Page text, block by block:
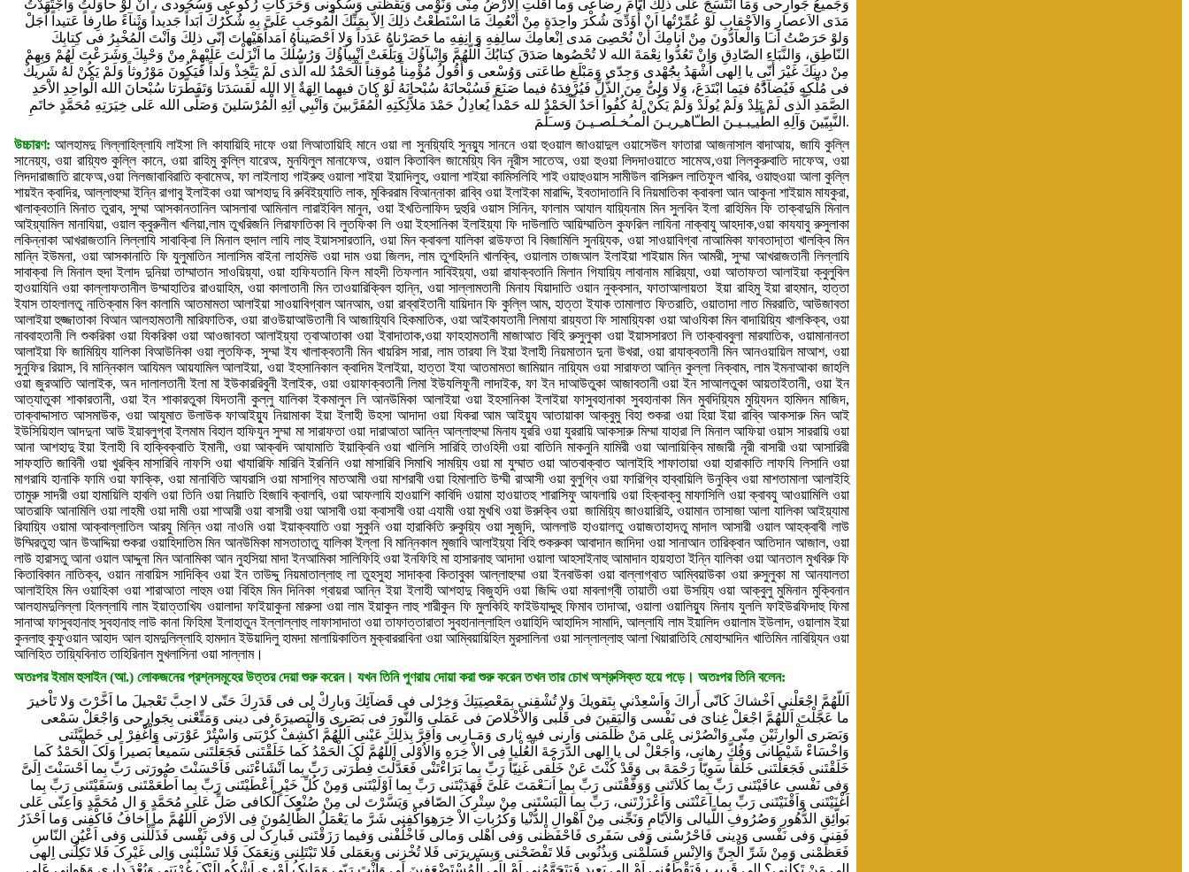
وَجَميعُ جَوارِحى وَمَا انْتَسَجَ عَلى ذلِكَ اَيّامَ رِضاعى وَما اَقلَّتِ الاَرْضُ مِنّى وَنَوْمى وَيَقَظَتى وَسُكُونى وَحَرَكاتِ رُكُوعى وَسُجُودى ، اَنْ لَوْ حاوَلْتُ وَاجْتَهَدْتُ
مَدَى الاَعصارِ وَالاَحْقابِ لَوْ عُمِّرْتُها اَنْ أُؤَدِّىَ شُكْرَ واحِدَةٍ مِنْ أَنْعُمِكَ مَا اسْتَطَعْتُ ذلِكَ اِلاّ بِمَنِّكَ الْمُوجَبِ عَلَىَّ بِهِ شُكْرُكَ اَبَداً جَديداً وَثَنآءً طارِفاً عَتيداً اَجَلْ
وَلوْ حَرَصْتُ اَنـَا وَالْعآدُّونَ مِنْ اَنامِكَ أَنْ نُحْصِىَ مَدى اِنْعامِكَ سالِفِهِ وَ انِفِهِ ما حَصَرْناهُ عَدَداً وَلا اَحْصَيناهُ اَمَداًهَيْهاتَ إنّى ذلِكَ وَاَنْتَ الْمُخْبِرُ فى كِتابِكَ
النّاطِقِ، وَالنَّبَاءِ الصّادِقِ وَاِنْ تَعُدُّوا نِعْمَةَ الله لا تُحْصُوها صَدَقَ كِتابُكَ اْللّهُمَّ وَاِنْبآؤُكَ وَبَلَّغَتْ اَنْبِيآؤُكَ وَرُسُلُكَ ما اَنْزَلْتَ عَلَيْهِمْ مِنْ وَحْيِكَ وَشَرَعْتَ لَهُمْ وَبِهِمْ
مِنْ دينِكَ غَيْرَ أَنّى يا اِلهى اَشْهَدُ بِجَُهْدى وَجِدّى وَمَبْلَغِ طاعَتى وَوُسْعى وَ أَقُولُ مُؤْمِناً مُوقِناً اَلْحَمْدُ لله الَّذى لَمْ يَتَّخِذْ وَلَداً فَيَكُونَ مَوْرُوثاً وَلَمْ يَكُنْ لَهُ شَريكٌ
فى مُلْكِهِ فَيُضآدَُّهُ فيَما ابْتَدَعَ، وَلا وَلِىُّ مِنَ الذُّلِّ فَيُرْفِدَهُ فيما صَنَعَ فَسُبْحانَهُ سُبْحانَهُ لَوْ كانَ فيهِما الِهَةٌ اِلا الله لَفَسَدَتا وَتَفَطَّرَتا سُبْحانَ الله الْواحِدِ الاَْحَدِ
الصَّمَدِ الَّذى لَمْ يَلِدْ وَلَمْ يُولَدْ وَلَمْ يَكُنْ لَهُ كُفُواً اَحَدٌ اَلْحَمْدُ لله حَمْداً يُعادِلُ حَمْدَ مَلاَّئِكَتِهِ الْمُقَرَّبينَ وَاَنْبِي آئِهِ الْمُرْسَلينَ وَصَلَّى الله عَلى خِيَرَتِهِ مُحَمَّدٍ خاتَمِ
النَّبِيّينَ وَآلِهِ الطَّيـِبـيـنَ الطـّاهـِريـنَ الْمـُخـلَصـيـنَ وَسـَلَّمَ.
উচ্চারণ: আলহামদু লিল্লাহিল্লাযি লাইসা লি কাযায়িহি দাফে ওয়া লিআতায়িহি মানে ওয়া লা সুনয়্যিহি সুনয়্যু সাননে ওয়া হুওয়াল জাওয়াদুল ওয়াসেউল ফাতারা আজনাসাল বাদাআয়, জাযি কুল্লি
সানেয়্য, ওয়া রায়্যিশু কুল্লি কানে, ওয়া রাহিমু কুল্লি যারেঅ, মুনযিলুল মানাফেঅ, ওয়াল কিতাবিল জামেয়্যি বিন নূরীস সাতেঅ, ওয়া হুওয়া লিদদাওয়াতে সামেঅ,ওয়া লিলকুরুবাতি দাফেঅ, ওয়া
লিদদারাজাতি রাফেঅ,ওয়া লিলজাবাবিরাতি ক্বামেঅ, ফা লাইলাহা গাইরুহু ওয়ালা শাইয়া ইয়াদিলুহ, ওয়ালা শাইয়া কামিসলিহি শাই ওয়াহুওয়াস সামীউল বাসিরুল লাতিফুল খাবির, ওয়াহুওয়া আলা কুল্লি
শায়ইন ক্বাদির, আল্লাহুম্মা ইন্নি রাগাবু ইলাইকা ওয়া আশহাদু বি রুবিইয়্যাতি লাক, মুকিররাম বিআন্নাকা রাব্বি ওয়া ইলাইকা মারাদ্দি, ইবতাদাতানি বি নিয়মাতিকা ক্বাবলা আন আকুনা শাইয়াম মাযকুরা,
খালাক্বতানি মিনাত তুরাব, সুম্মা আসকানতানিল আসলাবা আমিনাল লারাইবিল মানুন, ওয়া ইখতিলাফিদ দুহুরি ওয়াস সিনিন, ফালাম আযাল যায়্যিনাম মিন সুলবিন ইলা রাহিমিন ফি তাক্বাদুমি মিনাল
আইয়্যামিল মানাযিয়া, ওয়াল ক্বুরুনীল খলিয়া,লাম তুখরিজনি লিরাফাতিকা বি লুতফিকা লি ওয়া ইহসানিকা ইলাইয়্যা ফি দাউলাতি আয়িম্মাতিল কুফরিল লাযিনা নাক্বাযু আহদাক,ওয়া কাযযাবু রুসুলাকা
লকিন্নাকা আখরাজতানি লিল্লাযি সাবাক্বিা লি মিনাল হুদাল লাযি লাহু ইয়াসসারতানি, ওয়া মিন ক্বাবলা যালিকা রাউফতা বি বিজামিলি সুনয়্যিক, ওয়া সাওয়াবিগ্বা নাআমিকা ফাবতাদা্তা খালক্বি মিন
মান্নি ইউমনা, ওয়া আসকানাতি ফি যুলুমাতিন সালাসিম বাইনা লাহমিউ ওয়া দাম ওয়া জিলদ, লাম তুশহিদনি খালক্বি, ওয়ালাম তাজআল ইলাইয়া শাইয়াম মিন আমরী, সুম্মা আখরাজতানী লিল্লাযি
সাবাক্বা লি মিনাল হুদা ইলাদ দুনিয়া তাম্মাতান সাওয়িয়্যা, ওয়া হাফিযতানি ফিল মাহদী তিফলান সাবিইয়্যা, ওয়া রাযাক্বতানি মিলান গিযায়্যি লাবানাম মারিয়্যা, ওয়া আতাফতা আলাইয়া ক্বুলুবিল
হাওয়াযিনি ওয়া কাল্লাফতানীল উম্মাহাতির রাওয়াহিম, ওয়া কালাতানী মিন তাওয়ারিক্বিল হান্নি, ওয়া সাল্লামতানী মিনায যিয়াদাতি ওয়ান নুক্বসান, ফাতাআলায়তা ইয়া রাহিমু ইয়া রাহমান, হাত্তা
ইযাস তাহলালতু নাতিক্বাম বিল কালামি আতমামতা আলাইয়া সাওয়াবিগ্বাল আনআম, ওয়া রাব্বাইতানী যায়িদান ফি কুল্লি আম, হাত্তা ইযাক তামালাত ফিতরাতি, ওয়াতাদা লাত মিররাতি, আউজাবতা
আলাইয়া হুজ্জাতাকা বিআন আলহামতানী মারিফাতিক, ওয়া রাওউয়াআউতানী বি আজায়্যিবি হিকমাতিক, ওয়া আইকাযতানী লিমাযা রায়্যতা ফি সামায়্যিকা ওয়া আওযিকা মিন বাদায়িয়্যি খালকিক্ব, ওয়া
নাববাহতানী লি শুকরিকা ওয়া যিকরিকা ওয়া আওজাবতা আলাইয়্যা ত্বাআতাকা ওয়া ইবাদাতাক,ওয়া ফাহহামতানী মাজাআত বিহি রুসুলুকা ওয়া ইয়াসসারতা লি তাক্বাববুলা মারযাতিক, ওয়ামানানতা
আলাইয়া ফি জামিয়্যি যালিকা বিআউনিকা ওয়া লুতফিক, সুম্মা ইয খালাক্বতানী মিন খায়রিস সারা, লাম তারযা লি ইয়া ইলাহী নিয়মাতান দুনা উখরা, ওয়া রাযাক্বতানী মিন আনওয়ায়িল মাআশ, ওয়া
সুনুফির রিয়াস, বি মান্নিকাল আযিমল আয়যামিল আলাইয়া, ওয়া ইহসানিকাল ক্বাদিম ইলাইয়া, হাত্তা ইযা আতমামতা জামিয়ান নায়্যিম ওয়া সারাফতা আন্নি কুল্লা নিক্বাম, লাম ইমনাআকা জাহলি
ওয়া জুরআতি আলাইক, অন দালালতানী ইলা মা ইউকাররিবুনী ইলাইক, ওয়া ওয়াফাক্বতানী লিমা ইউযলিফুনী লাদাইক, ফা ইন দাআউতুকা আজাবতানী ওয়া ইন সাআলতুকা আয়তাইতানী, ওয়া ইন
আত্যাতুকা শাকারতানী, ওয়া ইন শাকারতুকা যিদতানী কুল্লু যালিকা ইকমালুল লি আনউমিকা আলাইয়া ওয়া ইহসানিকা ইলাইয়া ফাসুবহানাকা সুবহানাকা মিন মুবদিয়্যিম মুয়্যিদন হামিদন মাজিদ,
তাক্বাদ্দাসাত আসমাউক, ওয়া আযুমাত উলাউক ফাআইয়্যু নিয়ামাকা ইয়া ইলাহী উহসা আদাদা ওয়া যিকরা আম আইয়্যু আতায়াকা আক্বুমু বিহা শুকরা ওয়া হিয়া ইয়া রাব্বি আকসারু মিন আই
ইউসিয়িহাল আদদুনা আউ ইয়াবলুগ্বা ইলমাম বিহাল হাফিযুন সুম্মা মা সারাফতা ওয়া দারাআতা আন্নি আল্লাহুম্মা মিনায যুররি ওয়া যুররায়ি আকসারু মিম্মা যাহারা লি মিনাল আফিয়া ওয়াস সাররায়ি ওয়া
আনা আশহাদু ইয়া ইলাহী বি হাক্বিক্বাতি ইমানী, ওয়া আক্বদি আযামাতি ইয়াক্বিনি ওয়া খালিসি সারিহি তাওহিদী ওয়া বাতিনি মাকনুনি যামিরী ওয়া আলায়িক্বি মাজারী নূরী বাসারী ওয়া আসারিরী
সাফহাতি জাবিনী ওয়া খুরক্বি মাসারিবি নাফসি ওয়া খাযারিফি মারিনি ইরনিনি ওয়া মাসারিবি সিমাখি সাময়্যি ওয়া মা যুম্মাত ওয়া আতবাক্বাত আলাইহি শাফাতায়া ওয়া হারাকাতি লাফযি লিসানি ওয়া
মাগরাযি হানাকি ফামি ওয়া ফাক্কি, ওয়া মানাবিতি আযরাসি ওয়া মাসাগ্বি মাতআমী ওয়া মাশরাবী ওয়া হিমালাতি উম্মী রাআসী ওয়া বুলুগ্বি ওয়া ফারিগ্বি হাব্বায়িলি উনুক্বি ওয়া মাশতামালা আলাইহি
তামুরু সাদরী ওয়া হামায়িলি হাবলি ওয়া তিনি ওয়া নিয়াতি হিজাবি ক্বালবি, ওয়া আফলাযি হাওয়াশি কাবিদি ওয়ামা হাওয়াতহু শারাসিফু আযলায়ি ওয়া হিক্বাক্বু মাফাসিলি ওয়া ক্বাবযু আওয়ামিলি ওয়া
আতরাফি আনামিলি ওয়া লাহমী ওয়া দামী ওয়া শাআরী ওয়া বাসারী ওয়া আসাবী ওয়া ক্বাসাবী ওয়া এযামী ওয়া মুখখি ওয়া উরুক্বি ওয়া জামিয়্যি জাওয়ারিহি, ওয়ামান তাসাজা আলা যালিকা আইয়্যামা
রিযায়্যি ওয়ামা আক্বাল্লাতিল আরযু মিন্নি ওয়া নাওমি ওয়া ইয়াক্বযাতি ওয়া সুকুনি ওয়া হারাকিতি রুকুয়্যি ওয়া সুজুদি, আললাউ হাওয়ালতু ওয়াজতাহাদতু মাদাল আসারী ওয়াল আহক্বাবী লাউ
উম্মিরতুহা আন উআদ্দিয়া শুকরা ওয়াহিদাতিম মিন আনউমিকা মাসতাতাতু যালিকা ইল্লা বি মান্নিকাল মুজাবি আলাইয়্যা বিহি শুকরুকা আবাদান জাদিদা ওয়া সানাআন তারিক্বান আতিদান আজাল, ওয়া
লাউ হারাসতু আনা ওয়াল আদ্দুনা মিন আনামিকা আন নুহসিয়া মাদা ইনআমিকা সালিফিহি ওয়া ইনফিহি মা হাসারনাহু আদাদা ওয়ালা আহসাইনাহু আমাদান হায়হাতা ইন্নি যালিকা ওয়া আনতাল মুখবিরু ফি
কিতাবিকান নাতিক্ব, ওয়ান নাবায়িস সাদিক্বি ওয়া ইন তাউদ্দু নিয়মাতাল্লাহু লা তুহসুহা সাদাক্বা কিতাবুকা আল্লাহুম্মা ওয়া ইনবাউকা ওয়া বাল্লাগ্বাত আম্বিয়াউকা ওয়া রুসুলুকা মা আনযালতা
আলাইহিম মিন ওয়াহিকা ওয়া শারাআতা লাহুম ওয়া বিহিম মিন দিনিকা গ্বায়রা আন্নি ইয়া ইলাহী আশহাদু বিজুহদি ওয়া জিদ্দি ওয়া মাবলাগ্বী তায়াতী ওয়া উসয়্যি ওয়া আক্বুলু মুমিনান মুক্বিনান
আলহামদুলিল্লা হিলল্লাযি লাম ইয়াত্তাখিয ওয়ালাদা ফাইয়াকুনা মারুসা ওয়া লাম ইয়াকুন লাহু শারীকুন ফি মুলকিহি ফাইউযাদ্দুহু ফিমাব তাদাআ, ওয়ালা ওয়ালিয়্যু মিনায যুললি ফাইউরফিদাহু ফিমা
সানাআ ফাসুবহানাহু সুবহানাহু লাউ কানা ফিহিমা ইলাহাতুন ইল্লাল্লাহু লাফাসাদাতা ওয়া তাফাত্তারাতা সুবহানাল্লাহিল ওয়াহিদি আহাদিস সামাদি, আল্লাযি লাম ইয়ালিদ ওয়ালাম ইউলাদ, ওয়ালাম ইয়া
কুনলাহু কুফুওয়ান আহাদ আল হামদুলিল্লাহি হামদান ইউয়াদিলু হামদা মালায়িকাতিল মুক্বাররাবিনা ওয়া আম্বিয়ায়িহিল মুরসালিনা ওয়া সাল্লাল্লাহু আলা খিয়ারাতিহি মোহাম্মাদিন খাতিমিন নাবিয়্যিন ওয়া
আলিহিত তায়্যিবিনাত তাহিরিনাল মুখলাসিনা ওয়া সাল্লাম।
অতঃপর ইমাম হুসাইন (আ.) লোকজনের প্রশ্নসমূহের উত্তর দেয়া শুরু করেন। যখন তিনি পুণরায় দোয়া করা শুরু করেন তখন তার চোখ অশ্রুসিক্ত হয়ে পড়ে। অতঃপর তিনি বলেন:
اَللّهُمَّ اجْعَلْنى اَخْشاكَ كَانّى أَراكَ وَاَسْعِدْنى بِتَقويكَ وَلا تُشْقِنى بِمَعْصِيَتِكَ وَخِرْلى فى قَضآئِكَ وَبارِكْ لى فى قَدَرِكَ حَتّى لا احِبَّ تَعْجيلَ ما اَخَّرْتَ وَلا تَاْخيرَ ما عَجَّلْتَ اَللّهُمَّ اجْعَلْ غِناىَ فى نَفْسى وَالْيَقينَ فى قَلْبى وَالاْخْلاصَ فى عَمَلى وَالنُّورَ فى بَصَرى وَالْبَصيرَةَ فى دينى وَمَتِّعْنى بِجَوارِحى وَاجْعَلْ سَمْعى وَبَصَرى اَلْوارِثَيْنِ مِنّى وَانْصُرْنى عَلى مَنْ ظَلَمَنى وَاَرِنى فيهِ ثارى وَمَـارِبى وَاَقِرَّ بِذلِكَ عَيْنى اَللَّهُمَّ اكْشِفْ كُرْبَتى وَاسْتُرْ عَوْرَتى وَاْغْفِرْ لى خَطيَّئَتى وَاخْسَاءْ شَيْطانى وَفُكَّ رِهانى، وَاْجَعْلْ لى يا اِلهى الدَّرَجَةَ الْعُلْيا فِى الاْ خِرَهِ وَالاُوْلى اَللّهُمَّ لَکَ الْحَمْدُ کَما خَلَقْتَنى فَجَعَلْتَنى سَمیعاً بَصیراً وَلَکَ الْحَمْدُ کَما خَلَقْتَنى فَجَعَلْتَنى خَلْقاً سَوِیّاً رَحْمَهً بى وَقَدْ کُنْتَ عَنْ خَلْقى غَنِیّاً رَبِّ بِما بَرَاءْتَنْى فَعَدَّلْتَ فِطْرَتى رَبِّ بِما اَنْشَاءْتَنى فَاَحْسَنْتَ صُورَتى رَبِّ بِما اَحْسَنْتَ اِلَىَّ وَفى نَفْسى عافَیْتَنى رَبِّ بِما کَلاَتَنى وَوَفَّقْتَنى رَبِّ بِما اَنـَعْمَتَ عَلَىَّ فَهَدَیْتَنى رَبِّ بِما اَوْلَیْتَنى وَمِنْ کُلِّ خَیْرٍ اَعْطَیْتَنى رَبِّ بِما اَطْعَمْتَنى وَسَقَیْتَنى رَبِّ بِما اَغْنَیْتَنى وَاَقْنَیْتَنى رَبِّ بِما اَعَنْتَنى وَاَعْزَزْتَنى، رَبِّ بِما اَلْبَسْتَنى مِنْ سِتْرِکَ الصّافى وَیَسَّرْتَ لى مِنْ صُنْعِکَ الْکافى صَلِّ عَلى مُحَمَّدٍ وَ الِ مُحَمَّدٍ وَاَعِنّى عَلى بَواَّئِقِ الدُّهُورِ وَصُرُوفِ اللَّیالى وَالاَیّامِ وَنَجِّنى مِنْ اَهْوالِ الدُّنْیا وَکُرُباتِ الاْ خِرَهِوَاکْفِنى شَرَّ ما یَعْمَلُ الظّالِمُونَ فِى الاَرْضِ اَللّهُمَّ ما اَخافُ فَاکْفِنى وَما اَحْذَرُ فَقِنى وَفى نَفْسى وَدینى فَاحْرُسْنى وَفى سَفَرى فَاحْفَظْنى وَفى اَهْلى وَمالى فَاخْلُفْنى وَفیما رَزَقْتَنى فَبارِکْ لى وَفى نَفْسى فَذَلِّلْنى وَفى اَعْیُنِ النّاسِ فَعَظِّمْنى وَمِنْ شَرِّ الْجِنِّ وَالاِنْسِ فَسَلِّمْنى وَبِذُنُوبى فَلا تَفْضَحْنى وَبِسَریرَتى فَلا تُخْزِنى وَبِعَمَلى فَلا تَبْتَلِنى وَنِعَمَکَ فَلا تَسْلُبْنى وَاِلى غَیْرِکَ فَلا تَکِلْنى اِلهى اِلى مَنْ تَکِلُنى؟ اِلى قَریبٍ فَیَقْطَعُنى اَمْ اِلى بَعیدٍ فَیَتَجَهَّمُنى اَمْ اِلَى الْمُسْتَضْعَفینَ لى وَاَنْتَ رَبّى وَمَلیکُ اَمْرى اَشْکُو اِلَیْکَ غُرْبَتى وَبُعْدَ دارى وَهَوانى عَلى مَنْ مَلَّکْتَهُ اَمْرى اِلهى فَلا تُحْلِلْ عَلَىَّ غَضَبَکَ فَاِنْ لَمْ تَکُنْ غَضِبْتَ عَلَىَّ فَلا اُبالى سُبْحانَکَ غَیْرَ اَنَّ عافِیَتَکَ اَوْسَعُ لى فَاَسْئَلُکَ یا رَبِّ بِنُورِ وَجْهِکَ الَّذى اَشْرَقَتْ لَهُ الاَرْضُ وَ السَّمواتُ وَکُشِفَتْ بِهِ الظُّلُماتُ. وَصَلَحَ بِهِ اَمْرُ الاَوَّلِینَ وَالاْ خِرینَ اَنْ لا تُمیتَنى عَلى غَضَبِکَ وَلا تُنْزِلْ بى سَخَطَکَ لَکَ الْعُتْبى لَکَ الْعُتْبى حَتّى تَرْضى قَبْلَ ذلِک لا اِلهَ اِلاّ اَنْتَ رَبَّ الْبَلَدِ الْحَرامِ وَالْمَشْعَرِ الْحَرامِ وَالْبَیْتِ الْعَتیقِ الَّذى اَحْلَلْتَهُ الْبَرَکَهَ وَجَعَلْتَهُ لِلنّاسِ اَمْناً یا مَنْ عَفا عَنْ عَظیمِ الذُّنُوبِ بِحِلْمِهِ یا مَنْ اَسْبَغَ النَّعْمآءَ بِفَضْلِهِ یا مَنْ اَعْطَى الْجَزیلَ بِکَرَمِهِ یا عُدَّتى فى شِدَّتى یا صاحِبى فى وَحْدَتى یا غِیاثى فى کُرْبَتى یا وَلِیّى فى نِعْمَتى یا اِلـهى وَاِلـهَ آبائى اِبْراهیمَ وَاِسْماعیلَ وَاِسْحقَ وَیَعْقُوبَ وَرَبَّ جَبْرَئیلَ وَمیکائیلَ وَاِسْرافیلَ وَربَّ مُحَمَّدٍ خاتِمِ النَّبِیّینَ وَ الِهِ الْمُنْتَجَبینَ وَمُنْزِلَ التَّوریهِ وَالاْ نْجیلِ وَالزَّبُورِ وَالْفُرْقانِ وَمُنَزِّلَ کـهیَّعَّصَّ وَطـه وَیسَّ وَالْقُرآنِ الْحَکیمِ اَنْتَ کَهْفى حینَ تُعْیینِى الْمَذاهِبُ فى سَعَتِها وَتَضیقُ بِىَ الاْرْضُ بِرُحْبِها وَلَوْلا رَحْمَتُکَ لَکُنْتُ مِنَ الْهالِکینَ وَاَنْتَ مُقیلُ عَثْرَتى وَلَوْلا سَتْرُکَ اِیّاىَ لَکُنْتُ مِنَ الْمَفْضُوحینَ وَاَنْتَ مُؤَیِّدى بِالنَّصْرِ عَلى اَعْدآئى وَلَوْلا نَصْرُکَ اِیّاىَ لَکُنْتُ مِنَ الْمَغْلُوبینَ یا مَنْ خَصَّ نَفْسَهُ بِالسُّمُوِّ وَالرِّفْعَهِ اَوْلِیآئُهُ بِعِزِّهِ یَعْتَزُّونَ یا مَنْ جَعَلَتْ لَهُ الْمُلوُکُ نیرَ الْمَذَلَّهِ عَلى اَعْناقِهِمْ فَهُمْ مِنْ سَطَواتِهِ خائِفُونَ، یَعْلَمُ خائِنَهَ الاَعْیُنِ وَما تُخْفِى الصُّدُورُ وَ غَیْبَ ما تَاْتى بِهِ الاَزْمِنَهُ وَالدُّهُورُ یا مَنْ لا یَعْلَمُ کَیْفَ هُوَ اِلاّ هُوَیا مَنْ لا یَعْلَمُ ما هُوَ اِلاّ هُوَ یا مَنْ لا یَعْلَمُهُ اِلاّ هُوَ یا مَنْ کَبَسَ الاْرْضَ عَلَى الْمآءِ وَسَدَّ الْهَوآءَ بِالسَّمآءِ یا مَنْ لَهُ اَکْرَمُ الاْسْمآءِ یا ذَاالْمَعْرُوفِ الَّذى لا یَنْقَطِعُ اَبَداً یا مُقَیِّضَ الرَّکْبِ لِیُوسُفَ فِى الْبَلَدِ الْقَفْرِ وَمُخْرِجَهُ مِنَ الْجُبِّ وَجاعِلَهُ بَعْدَ الْعُبُودِیَّهِ مَلِکاً یا ر ادَّهُ عَلى یَعْقُوبَ بَعْدَ اَنِ ابْیَضَّتْ عَیْناهُ مِنَ الْحُزْنِ فَهُوَ کَظیمٌ یا کاشِفَ الضُّرِّ وَالْبَلْوى عَنْ اَیُّوبَ وَمُمْسِکَ یَدَىْ اِبْرهیمَ عَنْ ذَبْحِ ابْنِهِ بَعْدَ کِبَرِ سِنِّهِ وَفَنآءِ عُمُرِهِ یا مَنِ اسْتَجابَ لِزَکَرِیّا فَوَهَبَ لَهُ یَحْیى وَلَمْ یَدَعْهُ فَرْداً وَحیداً یا مَنْ اَخْرَجَ یُونُسَ مِنْ بَطْنِ الْحُوتِ یا مَنْ فَلَقَ الْبَحْرَ لِبَنىَّ اِسْرآئی لَ فَاَنْجاهُمْ وَجَعَلَ فِرْعَوْنَ وَجُنُودَهُ مِنَ الْمُغْرَقینَ یا مَنْ اَرْسَلَ الرِّیاحَ مُبَشِّراتٍ بَیْنَ یَدَىْ رَحْمَتِهِ یا مَنْ لَمْ یَعْجَلْ عَلى مَنْ عَصاهُ مِنْ خَلْقِهِ یا مَنِ اسْتَنْقَذَ السَّحَرَهَ مِنْ بَعْدِ طُولِ الْجُحُودِ وَقَدْ غَدَوْا فى نِعْمَتِهِ یَاْکُلُونَ رِزْقَهُ، وَیَعْبُدُونَ غَیْرَهُ وَقَدْ حاَّدُّوهُ وَناَّدُّوهُ وَکَذَّبُوا رُسُلَهُ یا اَلله یا اَلله یا بَدىَّ یَا بَدِیعُ لا نِدَّلَکَ یا دآئِماً لا نَفادَ لَکَ یا حَیّاً حینَ لا حَىَّ یا مُحْیِىَ الْمَوْتى یا مَنْ هُوَ قآئِمٌ عَلى کُلِّ نَفْسٍ بِما کَسَبَتْ یا مَنْ قَلَّ لَهُ شُکْرى فَلَمْ یَحْرِمْنى وَعَظُمَتْ خَطیَّئَتى فَلَمْ یَفْضَحْنى وَرَ انى عَلَى الْمَعاصى فَلَمْ یَشْهَرْنى یا مَنْ حَفِظَنى فى صِغَرى یا مَنْ رَزَقَنى فى کِبَرى یا مَنْ اَیادیهِ عِنْدى لا تُحْصى وَنِعَمُهُ لا تُجازى یا مَنْ عارَضَنى بِالْخَیْرِ وَالاْحْسانِ وَعارَضْتُهُ بِالاِْسائَهِ وَالْعِصْیانِ یا مَنْ هَدانى لِلاْ یمانِ مِنْ قَبْلِ اَنْ اَعْرِفَ شُکْرَ الاِمْتِنانِ یا مَنْ دَعَوْتُهُ مَریضاً فَشَفانى، وَعُرْیاناً فَکَسانى وَجـائِعاً فَاَشْبَعَنى وَعَطْشانَ فَاَرْوانى وَذَلیلاً فَاَعَزَّنى وَجاهِلاً فَعَرَّفَنى وَوَحیداً فَکَثَّرَنى وَغائِباً فَرَدَّنى وَمُقِلاًّ فَاَغْنانى وَمُنْتَصِراً فَنَصَرَنى وَغَنِیّاً فَلَمْ یَسْلُبْنى وَاَمْسَکْتُ عَنْ جَمیعِ ذلِکَ فَابْتَدَاَنى فَلَکَ الْحَمْدُ وَالشُّکْرُ یا مَنْ اَقالَ عَثْرَتى وَنَفَّسَ کُرْبَتى وَاَجابَ دَعْوَتى وَسَتَرَ عَوْرَتى وَغَفَرَ ذُنُوبى وَبَلَّغَنى طَلِبَتى وَنَصَرَنى عَلى عَدُوّى وَاِنْ اَعُدَّ نِعَمَکَ وَمِنَنَکَ وَکَرائِمَ مِنَحِکَ لا اُحْصیها یا مَوْلاىَ، اَنْتَ الَّذى مَنَنْتَ اَنْتَ الَّذى اَنْعَمْتَ اَنْتَ الَّذى اَحْسَنْتَ اَنْتَ الَّذى اَجْمَلْتَ اَنْتَ الَّذى اَفْضَلْتَ اَنْتَ الَّذى اَکْمَلْتَ اَنْتَ الَّذى رَزَقْتَ اَنْتَ الَّذى وَفَّقْتَ اَنْتَ الَّذى اَعْطَیْتَ اَنْتَ الَّذى اَغْنَیْتَ اَنْتَ الَّذى اَقْنَیْتَ اَنْتَ الَّذى اوَیْتَ اَنْتَ الَّذى کَفَیْتَ اَنْتَ الَّذى هَدَیْتَ اَنْتَ الَّذى عَصَمْتَ اَنْتَ الَّذى سَتَرْتَ اَنْتَ الَّذى غَفَرْتَ اَنْتَ الَّذى اَقَلْتَ اَنْتَ الَّذى مَکَّنْتَ اَنْتَ الَّذى اَعْزَزْتَ اَنْتَ الَّذى اَعَنْتَ اَنْتَ الَّذى عَضَدْتَ اَنْتَ الَّذى اَیَّدْتَ اَنْتَ الَّذى نَصَرْتَ اَنْتَ الَّذى شَفَیْتَ اَنْتَ الَّذى عافَیْتَ اَنْتَ الَّذى اَکْرَمْتَ، تَبارَکْتَ وَتَعالَیْتَ فَلَکَ الْحَمْدُ دآئِماً وَلَکَ الشُّکْرُ واصِباً اَبَداً ثُمَّ اَنـَا یا اِلهىَ الْمُعْتَرِفُ بِذُنُوبى فَاغْفِرْها لى اَنـَا الَّذى اَسَاْتُ اَنـَاالَّذى اَخْطَاْتُ اَنـَاالَّذى هَمَمْتُ اَنـَاالَّذى جَهِلْتُ اَنـَاالَّذى غَفَلْتُ اَنـَا الَّذى سَهَوْتُ اَنـَا الَّذِى اعْتَمَدْتُ اَنـَا الَّذى تَعَمَّدْتُ اَنـَا الَّذى وَعَدْتُ وَاَنـَاالَّذى اَخْلَفْتُ اَنـَاالَّذى نَکَثْتُ اَنـَا الَّذى اَقْرَرْتُ اَنـَا الَّذِى اعْتَرَفْتُ بِنِعْمَتِکَ عَلَىَّ وَعِنْدى وَاَبوُءُ بِذُنُوبى فَاغْفِرْها لى یا مَنْ لا تَضُرُّهُ ذُنُوبُ عِبادِهِ وهُوَ الَغَنِىُّ عَنْ طاعَتِهِمْ وَالْمُوَفِّقُ مَنْ عَمِلَ صالِحاً مِنْهُمْ بِمَعُونَتِهِ وَرَحْمَتِهِ فَلَکَ الْحَمْدُ اِلـهى وَسَیِّدى اِلـهى اَمَرْتَنى فَعَصَیْتُکَ وَنَهَیْتَنى فَارْتَکَبْتُ نَهْیَکَ، فَاَصْبَحْتُ لا ذا بَر آءَهٍ لى فَاَعْتَذِرُ وَلاذا قُوَّهٍ فَاَنْتَصِرُ فَبِأَىِّ شَىْءٍ اَسْتَقْبِلُکَ یا مَوْلاىَ اَبِسَمْعى اَمْ بِبَصَرى اَمْ بِلِسانى اَمْ بِیَدى اَمْ بِرِجْلى اَلـَیْسَ کُلُّها نِعَمَکَ عِندى وَبِکُلِّها عَصَیْتُکَ یا مَوْلاىَ فَلَکَ الْحُجَّهُ وَالسَّبیلُ عَلَىَّ یا مَنْ سَتَرَنى مِنَ الاْ باءِ وَالاُْمَّهاتِ اَنْ یَزجُرُونى وَمِنَ الْعَشائِرِ وَالاِخْوانِ اَنْ یُعَیِّرُونى وَمِنَ السَّلاطینِ اَنْ یُعاقِبُونى وَلَوِ اطَّلَعُوا یا مَوْلاىَ عَلى مَا اطَّلَعْتَ عَلَیْهِ مِنّى اِذاً ما اَنْظَرُونى وَلَرَفَضُونى وَقَطَعُونى فَها اَنـَا ذا یا اِلـهى بَیْنَ یَدَیْکَ یا سَیِّدى، خاضِعٌ ذَلیلٌ حَصیرٌ حَقیرٌ لا ذُو بَر آئَهٍ فَاَعْتَذِرُ وَلا ذُو قُوَّهٍ فَاَنْتَصِرُ وَلا حُجَّهٍ فَاَحْتَجُّ بِها وَلا قائِلٌ لَمْ اَجْتَرِحْ وَلَمْ اَعْمَلْ سُوَّءاً وَما عَسَى الْجُحُودَ وَلَوْ جَحَدْتُ یا مَوْلاىَ یَنْفَعُنى کَیْفَ وَاَنّى ذلِکَ وَجَوارِحى کُلُّها شاهِدَهٌ عَلَىَّ بِما قَدْ عَمِلْتُ وَعَلِمْتُ یَقیناً غَیْرَ ذى شَکٍّ اَنَّکَ سآئِلى مِنْ عَظایِمِ الاُمُورِ وَاَنَّکَ الْحَکَمُ الْعَدْلُ الَّذى لا تَجُورُ وَعَدْلُکَ مُهْلِکى وَمِنْ کُلِّ عَدْلِکَ مَهْرَبى فَاِنْ تُعَذِّبْنى یا اِلـهى فَبِذُنُوبى بَعْدَ حُجَّتِکَ عَلَىَّ وَاِنْ تَعْفُ عَنّى فَبِحِلْمِکَ وَجُودِکَ وَکـَرَمـِکَ لا اِلهَ اِلاّ اَنـْتَ سـُبـْحانـَکَ اِنـّى کـُنـْتُ مـِنَ الظّالِمـیـنَ، لا اِلهَ اِلاّ اَنْتَ سُبْحانَکَ اِنّى کُنْتُ مِنَ الْمُسْتَغْفِرینَ لا اِلهَ اِلاّ اَنْتَ سُبْحانَکَ اِنّى کُنْتُ مِنَ الْمُوَحِّدینَ لا اِلهَ اِلاّ اَنْتَ سُبْحانَکَ اِنّى کُنْتُ مِنَ الْخـاَّئِفـیـنَ لا اِلهَ اِلاّ اَنـْتَ سـُبـْحانـَکَ اِنـّى کـُنـْتُ مـِنَ الْوَجـِلیـنَ لا اِلهَ اِلاّ اَنْتَ سُبْحانَکَ اِنّى کُنْتُ مِنَ الرَّاجینَ لا اِلهَ اِلاّ اَنْتَ سُبْحانَکَ اِنّى کُنْتُ مِنَ الرّاغِبینَ لا اِلهَ اِلاّ اَنْتَ سُبْحانَکَ اِنّى کُنْتُ مِنَ الْمُهَلِّلینَ لا اِلهَ اِلاّ اَنـْتَ سـُبـْحانـَکَ اِنـّى کـُنـْتُ مـِن السـّـاَّئِلیـنَ لا اِلهَ اِلاّ اَنْتَ سُبْحانَکَ اِنّى کُنْتُ مِنَ الْمُسَبِّحینَ لا اِلهَ اِلاّ اَنْتَ سُبْح انَکَ اِنّى کُنْتُ مِنَ الْمُکَبِّرینَ لااِلهَ اِلاّ اَنْتَ سُبْحانَکَ رَبّى وَرَبُّ اباَّئِىَ الاَوَّلینَ،/اَللّهُمَّ هذا ثَنائى عَلَیْکَ مُمَجِّداً وَاِخْلاصى لِذِکْرِکَ مُوَحِّداً وَاِقْرارى بِـالائِکَ مُعَدِّداً وَاِنْ کُنْتُ مُقِرّاً اَنّى لَمْ اُحْصِها لِکَثْرَتِها وَسُبُوغِها وَتَظاهُرِها وَتَقادُمِها اِلى حادِثٍ ما لَمْ تَزَلْ تَتَعَهَّدُنى بِهِ مَعَها مُنْذُ خَلَقْتَنى وَبَرَاْتَنى مِنْ اَوَّلِ الْعُمْرِ مِنَ الاِغْنآءِ مِنَ الْفَقْرِ وَکَشْفِ الضُّرِّوَتَسْبیبِ الْیُسْرِ وَدَفْعِ الْعُسْرِ وَتَفریجِ الْکَرْبِ وَالْعافِیَ